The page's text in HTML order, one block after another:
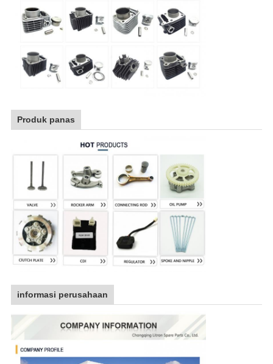
Produk panas
informasi perusahaan